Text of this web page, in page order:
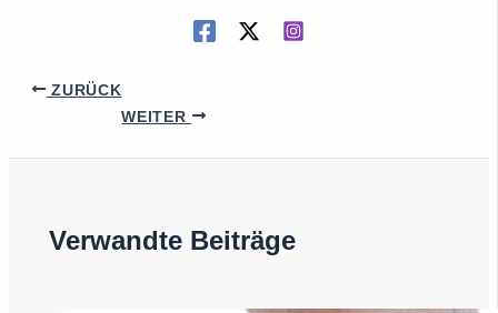
ZURÜCK
WEITER
Verwandte Beiträge